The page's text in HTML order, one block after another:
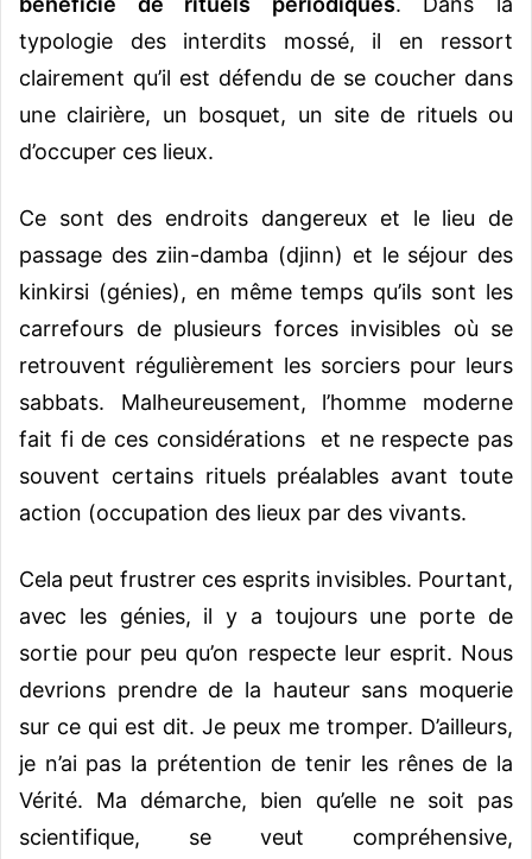
typologie des interdits mossé, il en ressort
clairement qu’il est défendu de se coucher dans
une clairière, un bosquet, un site de rituels ou
d’occuper ces lieux.
Ce sont des endroits dangereux et le lieu de
passage des ziin-damba (djinn) et le séjour des
kinkirsi (génies), en même temps qu’ils sont les
carrefours de plusieurs forces invisibles où se
retrouvent régulièrement les sorciers pour leurs
sabbats. Malheureusement, l’homme moderne
fait fi de ces considérations et ne respecte pas
souvent certains rituels préalables avant toute
action (occupation des lieux par des vivants.
Cela peut frustrer ces esprits invisibles. Pourtant,
avec les génies, il y a toujours une porte de
sortie pour peu qu’on respecte leur esprit. Nous
devrions prendre de la hauteur sans moquerie
sur ce qui est dit. Je peux me tromper. D’ailleurs,
je n’ai pas la prétention de tenir les rênes de la
Vérité. Ma démarche, bien qu’elle ne soit pas
scientifique, se veut compréhensive,